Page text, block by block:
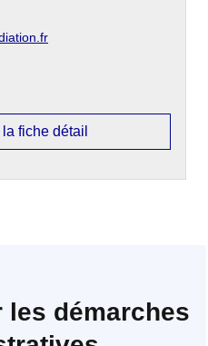
fiche détail
les démarches